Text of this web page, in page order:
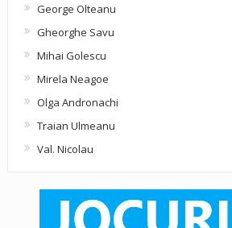
George Olteanu
Gheorghe Savu
Mihai Golescu
Mirela Neagoe
Olga Andronachi
Traian Ulmeanu
Val. Nicolau